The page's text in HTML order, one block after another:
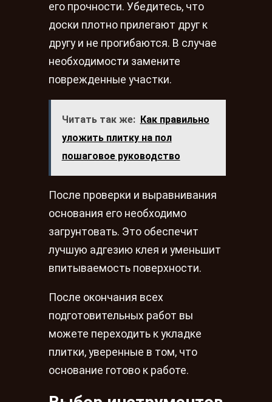
его прочности. Убедитесь, что
доски плотно прилегают друг к
другу и не прогибаются. В случае
необходимости замените
поврежденные участки.
Читать так же:
Как правильно
уложить плитку на пол
пошаговое руководство
После проверки и выравнивания
основания его необходимо
загрунтовать. Это обеспечит
лучшую адгезию клея и уменьшит
впитываемость поверхности.
После окончания всех
подготовительных работ вы
можете переходить к укладке
плитки, уверенные в том, что
основание готово к работе.